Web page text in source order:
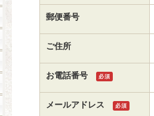
郵便番号
ご住所
お電話番号 必須
メールアドレス 必須